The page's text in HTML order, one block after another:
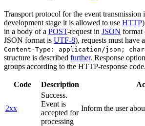
Transport protocol for the event transmission
development stage it is allowed to use HTTP
in a body of a POST-request in JSON format
JSON format is UTF-8), requests must have
Content-Type: application/json;
structure is described further. Response
groups according to the HTTP-response code.
Code Description
2xx
Success.
Event is
accepted for
processing
Inform the user